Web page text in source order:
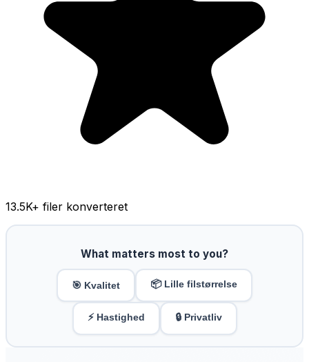
13.5K+ filer konverteret
What matters most to you?
🎯 Kvalitet 📦 Lille filstørrelse
⚡ Hastighed 🔒 Privatliv